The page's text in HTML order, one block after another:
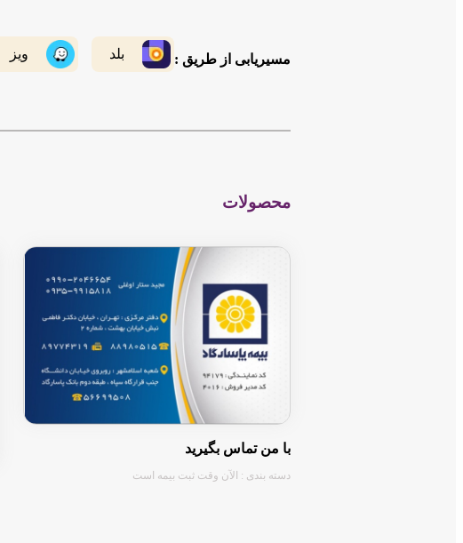
مسیریابی از طریق : بلد ویز
محصولات
با من تماس بگیرید
دسته بندی : الآن وقت ثبت بیمه است